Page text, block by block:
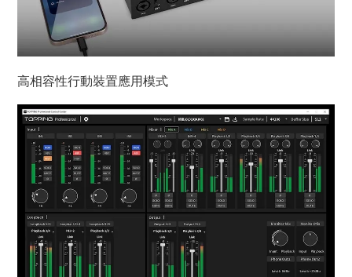
高相容性行動裝置應用模式